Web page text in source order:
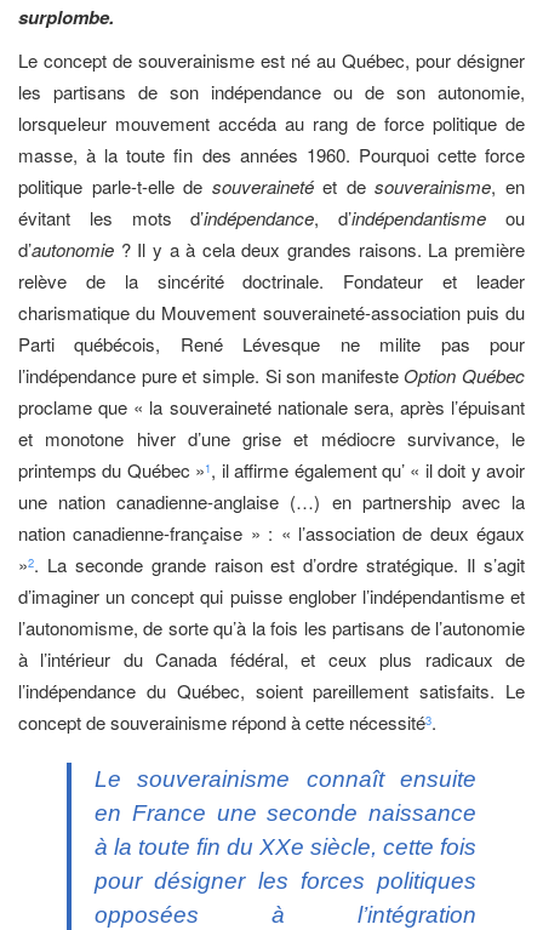
surplombe.
Le concept de souverainisme est né au Québec, pour désigner
les partisans de son indépendance ou de son autonomie,
lorsque leur mouvement accéda au rang de force politique de
masse, à la toute fin des années 1960. Pourquoi cette force
politique parle-t-elle de souverainetéet desouverainisme, en
évitant les mots d’indépendance, d’indépendantisme ou
d’autonomie ? Il y a à cela deux grandes raisons. La première
relève de la sincérité doctrinale. Fondateur et leader
charismatique du Mouvement souveraineté-association puis du
Parti québécois, René Lévesque ne milite pas pour
l’indépendance pure et simple. Si son manifeste Option Québec
proclame que « la souveraineté nationale sera, après l’épuisant
et monotone hiver d’une grise et médiocre survivance, le
printemps du Québec »1, il affirme également qu’ « il doit y avoir
une nation canadienne-anglaise (…) en partnership avec la
nation canadienne-française » : « l’association de deux égaux
»2. La seconde grande raison est d’ordre stratégique. Il s’agit
d’imaginer un concept qui puisse englober l’indépendantisme et
l’autonomisme, de sorte qu’à la fois les partisans de l’autonomie
à l’intérieur du Canada fédéral, et ceux plus radicaux de
l’indépendance du Québec, soient pareillement satisfaits. Le
concept de souverainisme répond à cette nécessité3.
Le souverainisme connaît ensuite
en France une seconde naissance
à la toute fin du XXe siècle, cette fois
pour désigner les forces politiques
opposées à l’intégration